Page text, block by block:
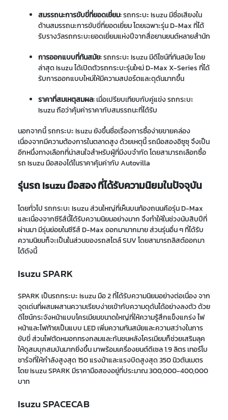
สมรรถนะการขับขี่ที่ยอดเยี่ยม:รถกระบะ Isuzu มีชื่อเสียงใน
ด้านสมรรถนะการขับขี่ที่ยอดเยี่ยม โดยเฉพาะรุ่น D-Max ที่ได้
รับรางวัลรถกระบะยอดเยี่ยมแห่งปีจากสื่อยานยนต์หลายสำนัก
การออกแบบที่ทันสมัย:รถกระบะ Isuzu มีดีไซน์ที่ทันสมัย โดย
ล่าสุด Isuzu ได้เปิดตัวรถกระบะรุ่นใหม่ D-Max X-Series ที่ได้
รับการออกแบบใหม่ให้มีความสปอร์ตและดุดันมากขึ้น
ราคาที่สมเหตุสมผล:เมื่อเปรียบเทียบกับคู่แข่ง รถกระบะ
Isuzu ถือว่าคุ้มค่าราคากับสมรรถนะที่ได้รับ
นอกจากนี้ รถกระบะ Isuzu ยังขึ้นชื่อเรื่องการซื้อง่ายขายคล่อง
เนื่องจากมีความต้องการในตลาดสูง ด้วยเหตุนี้ รถมือสองอิซูซุ จึงเป็น
อีกหนึ่งทางเลือกที่น่าสนใจสำหรับผู้ที่มีงบจำกัด โดยสามารถเลือกซื้อ
รถ Isuzu มือสองได้ในราคาคุ้มค่ากับ Autovilla
รุ่นรถ Isuzu มือสอง ที่ได้รับความนิยมในปัจจุบัน
โดยทั่วไป รถกระบะ Isuzu ส่วนใหญ่ที่เห็นบนท้องถนนคือรุ่น D-Max
และเนื่องจากซีรีส์นี้ได้รับความนิยมอย่างมาก จึงทำให้ในช่วงนับสิบปีที่
ผ่านมา มีรุ่นย่อยในซีรีส์ D-Max ออกมามากมาย ส่วนรุ่นอื่น ๆ ที่ได้รับ
ความนิยมก็จะเป็นในส่วนของรถสไตล์ SUV โดยสามารถลิสต์ออกมา
ได้ดังนี้
Isuzu SPARK
SPARK เป็นรถกระบะIsuzu มือ 2ที่ได้รับความนิยมอย่างต่อเนื่อง จาก
จุดเด่นที่ผสมผสานความเรียบง่ายเข้ากับความดุดันได้อย่างลงตัว ด้วย
ดีไซน์กระจังหน้าแบบโครเมียมขนาดใหญ่ที่ให้ความรู้สึกแข็งแกร่ง ไฟ
หน้าและไฟท้ายเป็นแบบ LED เพิ่มความทันสมัยและความสว่างในการ
ขับขี่ ส่วนไฟตัดหมอกทรงกลมและกันชนหลังโครเมียมก็ช่วยเสริมลุค
ให้ดูสมบุกสมบันมากยิ่งขึ้นมาพร้อมเครื่องยนต์ดีเซล 1.9 ลิตร เทอร์โบ
ชาร์จที่ให้กำลังสูงสุด 150 แรงม้าและแรงบิดสูงสุด 350 นิวตันเมตร
โดย Isuzu SPARK มีราคามือสองอยู่ที่ประมาณ 300,000-400,000
บาท
Isuzu SPACECAB